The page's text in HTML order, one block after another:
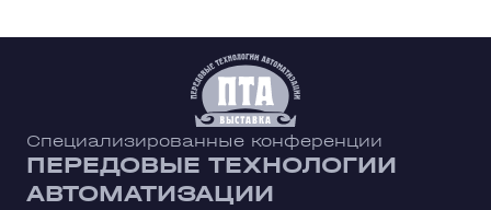
Специализированные конференции
ПЕРЕДОВЫЕ ТЕХНОЛОГИИ
АВТОМАТИЗАЦИИ